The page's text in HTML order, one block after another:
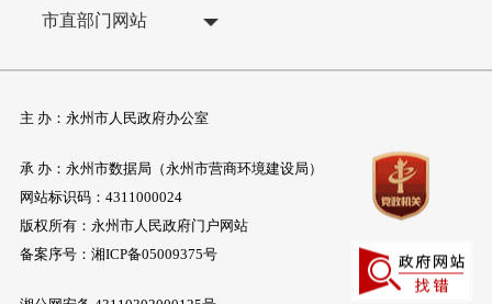
市直部门网站
主 办：永州市人民政府办公室
承 办：永州市数据局（永州市营商环境建设局）
网站标识码：4311000024
版权所有：永州市人民政府门户网站
备案序号： 湘ICP备05009375号